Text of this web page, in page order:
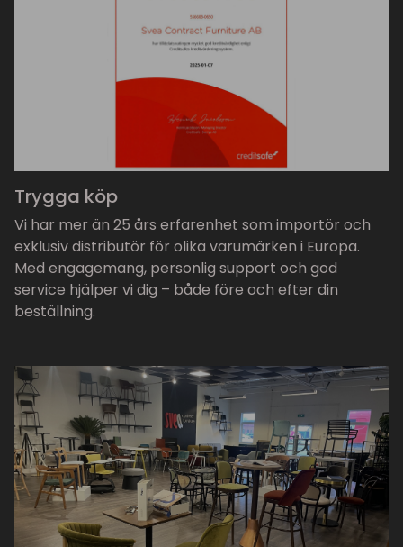
Trygga köp
Vi har mer än 25 års erfarenhet som importör och
exklusiv distributör för olika varumärken i Europa.
Med engagemang, personlig support och god
service hjälper vi dig – både före och efter din
beställning.